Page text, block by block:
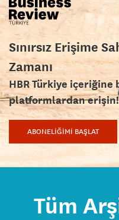
Sınırsız Erişime
Zamanı
HBR Türkiye içeriğine
platformlardan erişin!
ABONELİĞİMİ BAŞLAT
Tüm